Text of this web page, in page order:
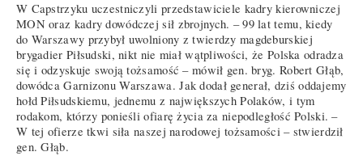
W Capstrzyku uczestniczyli przedstawiciele kadry kierowniczej
MON oraz kadry dowódczej sił zbrojnych. – 99 lat temu, kiedy
do Warszawy przybył uwolniony z twierdzy magdeburskiej
brygadier Piłsudski, nikt nie miał wątpliwości, że Polska odradza
się i odzyskuje swoją tożsamość – mówił gen. bryg. Robert Głąb,
dowódca Garnizonu Warszawa. Jak dodał generał, dziś oddajemy
hołd Piłsudskiemu, jednemu z największych Polaków, i tym
rodakom, którzy ponieśli ofiarę życia za niepodległość Polski. –
W tej ofierze tkwi siła naszej narodowej tożsamości – stwierdził
gen. Głąb.